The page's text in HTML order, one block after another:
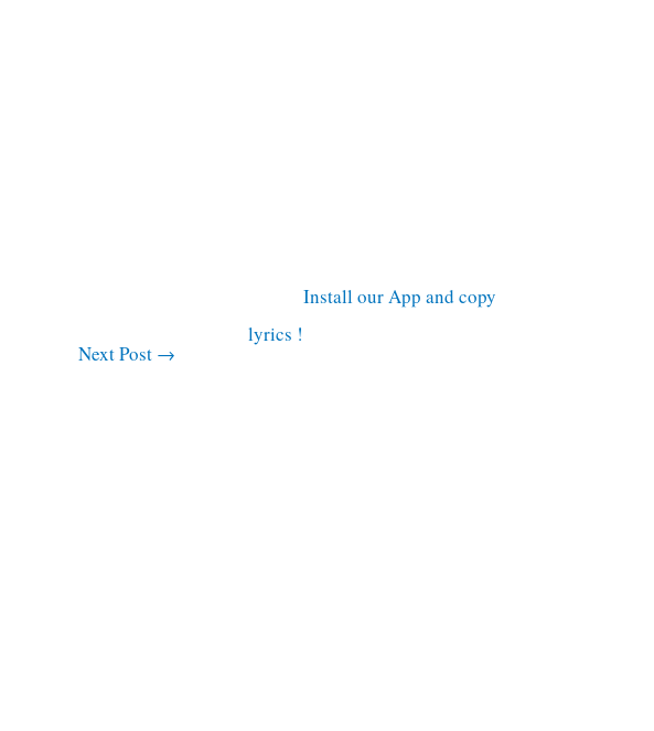
Next Post →
Install our App and copy
lyrics !